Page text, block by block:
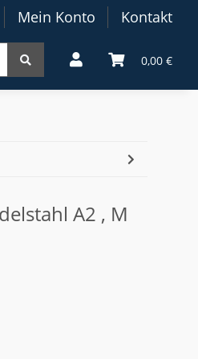
Mein Konto Kontakt
0,00 €
A2 , M